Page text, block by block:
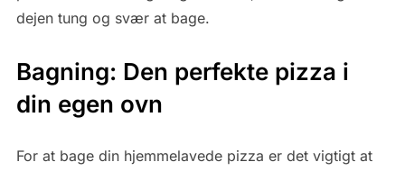
dejen tung og svær at bage.
Bagning: Den perfekte pizza i
din egen ovn
For at bage din hjemmelavede pizza er det vigtigt at